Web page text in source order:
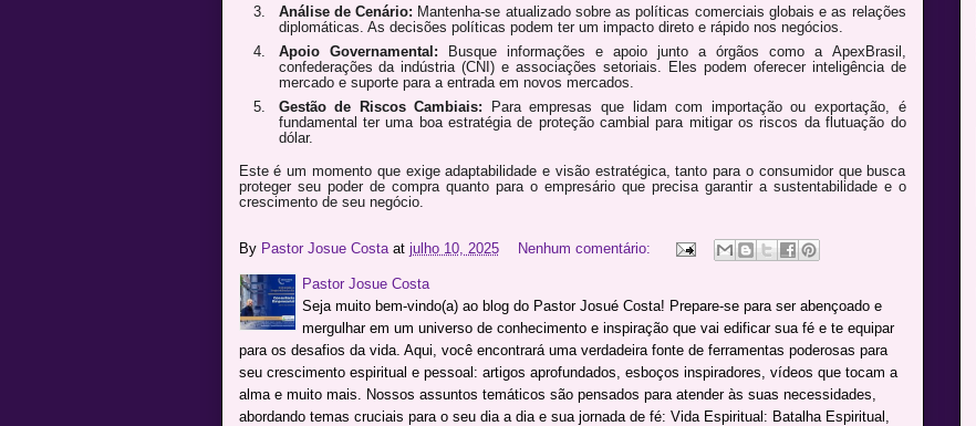
Análise de Cenário: Mantenha-se atualizado sobre as políticas comerciais globais e as relações
diplomáticas. As decisões políticas podem ter um impacto direto e rápido nos negócios.
Apoio Governamental: Busque informações e apoio junto a órgãos como a ApexBrasil,
confederações da indústria (CNI) e associações setoriais. Eles podem oferecer inteligência de
mercado e suporte para a entrada em novos mercados.
Gestão de Riscos Cambiais: Para empresas que lidam com importação ou exportação, é
fundamental ter uma boa estratégia de proteção cambial para mitigar os riscos da flutuação do
dólar.
Este é um momento que exige adaptabilidade e visão estratégica, tanto para o consumidor que busca
proteger seu poder de compra quanto para o empresário que precisa garantir a sustentabilidade e o
crescimento de seu negócio.
By Pastor Josue Costa at julho 10, 2025 Nenhum comentário:
Pastor Josue Costa
Seja muito bem-vindo(a) ao blog do Pastor Josué Costa! Prepare-se para ser abençoado e
mergulhar em um universo de conhecimento e inspiração que vai edificar sua fé e te equipar
para os desafios da vida. Aqui, você encontrará uma verdadeira fonte de ferramentas poderosas para
seu crescimento espiritual e pessoal: artigos aprofundados, esboços inspiradores, vídeos que tocam a
alma e muito mais. Nossos assuntos temáticos são pensados para atender às suas necessidades,
abordando temas cruciais para o seu dia a dia e sua jornada de fé: Vida Espiritual: Batalha Espiritual,